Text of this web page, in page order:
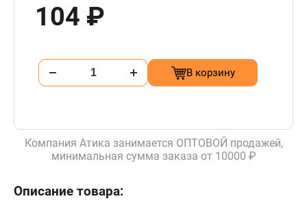
104 ₽
В корзину
Компания Атика занимается ОПТОВОЙ продажей,
минимальная сумма заказа от 10000 ₽
Описание товара: